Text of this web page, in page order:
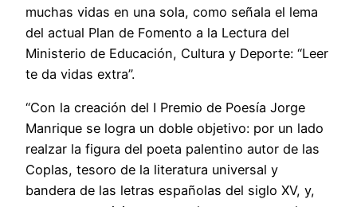
muchas vidas en una sola, como señala el lema
del actual Plan de Fomento a la Lectura del
Ministerio de Educación, Cultura y Deporte: “Leer
te da vidas extra”.
“Con la creación del I Premio de Poesía Jorge
Manrique se logra un doble objetivo: por un lado
realzar la figura del poeta palentino autor de las
Coplas, tesoro de la literatura universal y
bandera de las letras españolas del siglo XV, y,